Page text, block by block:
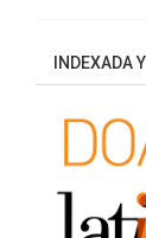
INDEXADA